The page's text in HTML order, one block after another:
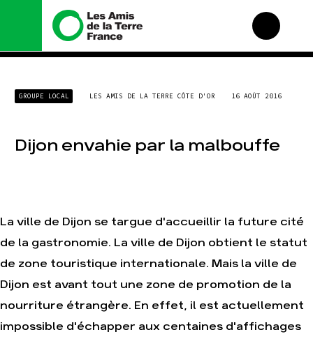
Nous connaître
Histoire
Missions et méthodes
Le réseau dans le
monde
Nos alliés
Je soutiens les Amis de
Nos campagnes
Gaz « naturel », le
grand enfumage
Nos autres campagnes
Agir Nos thématiques
GROUPE LOCAL LES AMIS DE LA TERRE CÔTE D'OR 16 AOÛT 2016
Dijon envahie par la malbouffe
La ville de Dijon se targue d'accueillir la future cité
de la gastronomie. La ville de Dijon obtient le statut
de zone touristique internationale. Mais la ville de
Dijon est avant tout une zone de promotion de la
nourriture étrangère. En effet, il est actuellement
impossible d'échapper aux centaines d'affichages